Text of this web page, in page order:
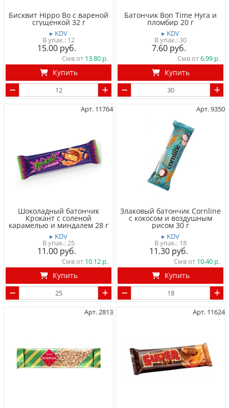
Бисквит Hippo Bo с вареной
сгущенкой 32 г
▸ KDV
12
15.00
Смв от 13.80
Купить
Батончик Bon Time Нуга и
пломбир 20 г
▸ KDV
30
7.60
Смв от6.99
Купить
Арт. 11764
Шоколадный батончик
Крокант с соленой
карамелью и миндалем 28 г
▸ KDV
25
11.00
Смв от 10.12
Купить
Арт. 9350
Злаковый батончик Cornline
с кокосом и воздушным
рисом 30 г
▸ KDV
18
11.30
Смв от 10.40
Купить
Арт. 2813 Арт. 11624